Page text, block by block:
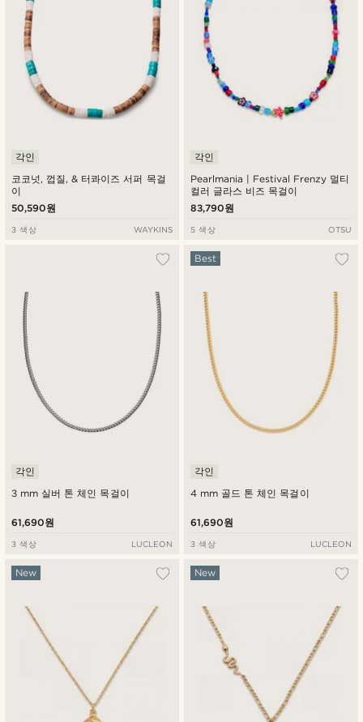
코코넛, 껍질, & 터콰이즈 서퍼 목걸
이
각인
50,590원
3 색상 WAYKINS
Pearlmania | Festival Frenzy 멀티
컬러 글라스 비즈 목걸이
각인
83,790원
5 색상 OTSU
3 mm 실버 톤 체인 목걸이
각인
61,690원
3 색상 LUCLEON
4 mm 골드 톤 체인 목걸이
Best
각인
61,690원
3 색상 LUCLEON
New New